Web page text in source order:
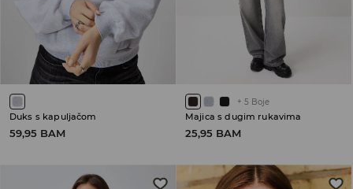
Duks s kapuljačom
59,95 BAM
+ 5 Boje
Majica s dugim rukavima
25,95 BAM